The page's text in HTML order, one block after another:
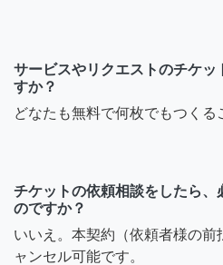
サービスやリクエストのチケッ
すか？
どなたも無料で何枚でもつくる
チケットの依頼相談をしたら
のですか？
いいえ。本契約（依頼者様の前
ャンセル可能です。